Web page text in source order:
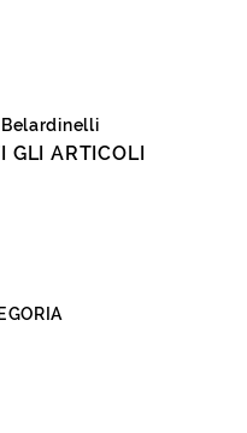
GLI ARTICOLI